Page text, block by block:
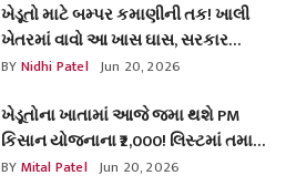
ખેડૂતો માટે બમ્પર કમાણીની તક! ખાલી
ખેતરમાં વાવો આ ખાસ ઘાસ, સરકાર
આપશે ફ્રીમાં છોડ અને રોકડા રૂપિયા!
BYNidhi Patel Jun 20, 2026
ખેડૂતોના ખાતામાં આજે જમા થશે PM
કિસાન યોજનાના ₹2,000! લિસ્ટમાં તમારું
નામ છે કે નહીં, આ રીતે કરો ચેક
BYMital Patel Jun 20, 2026